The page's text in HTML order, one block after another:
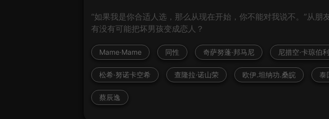
“如果我是你合适人选，那么从现在开始，你不能对我说不。”从
有没有可能把坏男孩变成恋人？
Mame·Mame 同性 奇萨努蓬·邦马尼 尼措空·卡琼伯
松希·努诺卡空希 查隆拉·诺山荣 欧伊.坦纳功.桑皖 泰
蔡辰逸